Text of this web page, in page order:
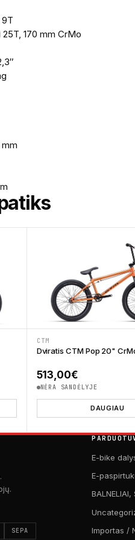
9T
170 mm CrMo
CTM
Dviratis CTM Pop 20"
513,00€
NĖRA SANDĖLYJE
DAUGIAU
SEPA
E-bike
E-
BALNELIAI,
Importas /